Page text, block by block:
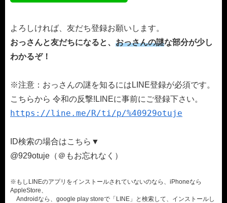
よろしければ、友だち登録お願いします。
おっさんと友だちになると、 おっさんの謎な部分が少し
わかるぞ！
※注意：おっさんの謎を知るにはLINE登録が必須です。
こちらから 令和の反撃!LINEに事前にご登録下さい。
https://line.me/R/ti/p/%40929otuje
ID検索の場合はこちら▼
@929otuje（＠もお忘れなく）
※もしLINEのアプリをインストールされていないのなら、iPhoneなら
AppleStore、
Androidなら、google play storeで「LINE」と検索して、インストールし